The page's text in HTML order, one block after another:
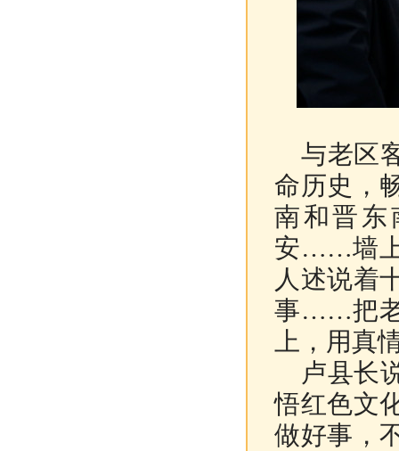
与老区
命历史，
南和晋东
安……墙上
人述说着
事……把老
上，用真
卢县长
悟红色文
做好事，